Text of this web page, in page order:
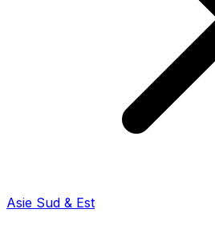
Asie Sud & Est